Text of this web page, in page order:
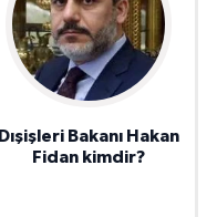
Dışişleri Bakanı Hakan
Fidan kimdir?